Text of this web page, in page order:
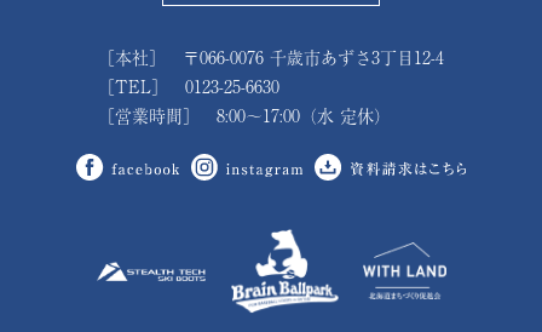
［本社］ 〒066-0076 千歳市あずさ3丁目12-4
［TEL］ 0123-25-6630
［営業時間］ 8:00～17:00（水 定休）